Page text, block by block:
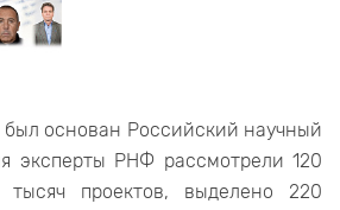
был основан Российский научный
эксперты РНФ рассмотрели 120
проектов, выделено 220